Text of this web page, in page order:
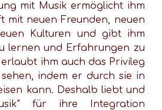
mit Musik ermöglicht ihm
mit neuen Freunden, neuen
Kulturen und gibt ihm
lernen und Erfahrungen zu
erlaubt ihm auch das Privileg
indem er durch sie in
kann. Deshalb liebt und
für ihre Integration